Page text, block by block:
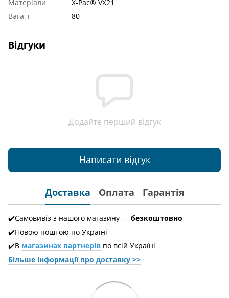
Матеріали
X-Pac® VX21
Вага, г
80
Відгуки
Додайте перший відгук
Написати відгук
Доставка Оплата Гарантія
✔️Самовивіз з нашого магазину — безкоштовно
✔️Новою поштою по Україні
✔️В магазинах партнерів по всій Україні
Більше інформації про доставкy >>